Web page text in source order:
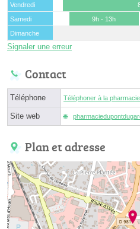
Vendredi
Samedi
9h - 13h
Dimanche
Signaler une erreur
Contact
Téléphone Téléphoner à la pharmacie
Site web
Plan et adresse